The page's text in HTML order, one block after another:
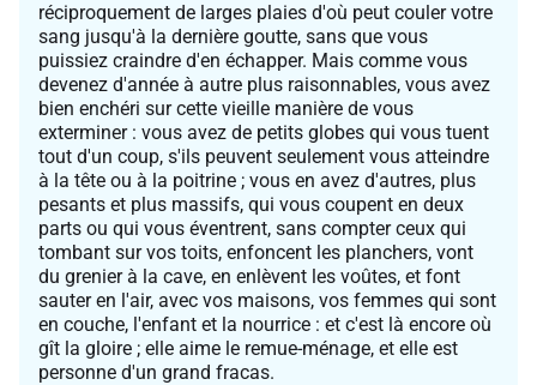
réciproquement de larges plaies d'où peut couler votre
sang jusqu'à la dernière goutte, sans que vous
puissiez craindre d'en échapper. Mais comme vous
devenez d'année à autre plus raisonnables, vous avez
bien enchéri sur cette vieille manière de vous
exterminer : vous avez de petits globes qui vous tuent
tout d'un coup, s'ils peuvent seulement vous atteindre
à la tête ou à la poitrine ; vous en avez d'autres, plus
pesants et plus massifs, qui vous coupent en deux
parts ou qui vous éventrent, sans compter ceux qui
tombant sur vos toits, enfoncent les planchers, vont
du grenier à la cave, en enlèvent les voûtes, et font
sauter en l'air, avec vos maisons, vos femmes qui sont
en couche, l'enfant et la nourrice : et c'est là encore où
gît la gloire ; elle aime le remue-ménage, et elle est
personne d'un grand fracas.